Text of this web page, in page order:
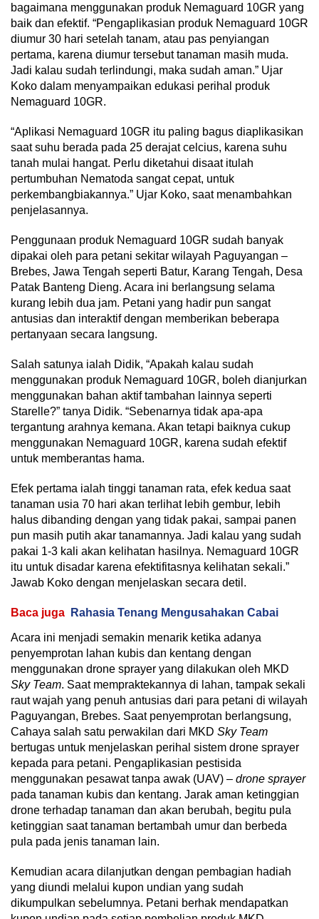
bagaimana menggunakan produk Nemaguard 10GR yang
baik dan efektif. “Pengaplikasian produk Nemaguard 10GR
diumur 30 hari setelah tanam, atau pas penyiangan
pertama, karena diumur tersebut tanaman masih muda.
Jadi kalau sudah terlindungi, maka sudah aman.” Ujar
Koko dalam menyampaikan edukasi perihal produk
Nemaguard 10GR.
“Aplikasi Nemaguard 10GR itu paling bagus diaplikasikan
saat suhu berada pada 25 derajat celcius, karena suhu
tanah mulai hangat. Perlu diketahui disaat itulah
pertumbuhan Nematoda sangat cepat, untuk
perkembangbiakannya.” Ujar Koko, saat menambahkan
penjelasannya.
Penggunaan produk Nemaguard 10GR sudah banyak
dipakai oleh para petani sekitar wilayah Paguyangan –
Brebes, Jawa Tengah seperti Batur, Karang Tengah, Desa
Patak Banteng Dieng. Acara ini berlangsung selama
kurang lebih dua jam. Petani yang hadir pun sangat
antusias dan interaktif dengan memberikan beberapa
pertanyaan secara langsung.
Salah satunya ialah Didik, “Apakah kalau sudah
menggunakan produk Nemaguard 10GR, boleh dianjurkan
menggunakan bahan aktif tambahan lainnya seperti
Starelle?” tanya Didik. “Sebenarnya tidak apa-apa
tergantung arahnya kemana. Akan tetapi baiknya cukup
menggunakan Nemaguard 10GR, karena sudah efektif
untuk memberantas hama.
Efek pertama ialah tinggi tanaman rata, efek kedua saat
tanaman usia 70 hari akan terlihat lebih gembur, lebih
halus dibanding dengan yang tidak pakai, sampai panen
pun masih putih akar tanamannya. Jadi kalau yang sudah
pakai 1-3 kali akan kelihatan hasilnya. Nemaguard 10GR
itu untuk disadar karena efektifitasnya kelihatan sekali.”
Jawab Koko dengan menjelaskan secara detil.
Baca juga Rahasia Tenang Mengusahakan Cabai
Acara ini menjadi semakin menarik ketika adanya
penyemprotan lahan kubis dan kentang dengan
menggunakan drone sprayer yang dilakukan oleh MKD
Sky Team. Saat mempraktekannya di lahan, tampak sekali
raut wajah yang penuh antusias dari para petani di wilayah
Paguyangan, Brebes. Saat penyemprotan berlangsung,
Cahaya salah satu perwakilan dari MKD Sky Team
bertugas untuk menjelaskan perihal sistem drone sprayer
kepada para petani. Pengaplikasian pestisida
menggunakan pesawat tanpa awak (UAV) – drone sprayer
pada tanaman kubis dan kentang. Jarak aman ketinggian
drone terhadap tanaman dan akan berubah, begitu pula
ketinggian saat tanaman bertambah umur dan berbeda
pula pada jenis tanaman lain.
Kemudian acara dilanjutkan dengan pembagian hadiah
yang diundi melalui kupon undian yang sudah
dikumpulkan sebelumnya. Petani berhak mendapatkan